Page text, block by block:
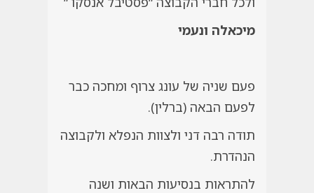
מיכאלה ונעמי
פעם שניה של עונג צרוף ומחכה כבר
לפעם הבאה (ברלין).
תודה רבה דני ולצוות הנפלא ולקבוצה
הנהדרת.
להתראות בנסיעות הבאות ושנה